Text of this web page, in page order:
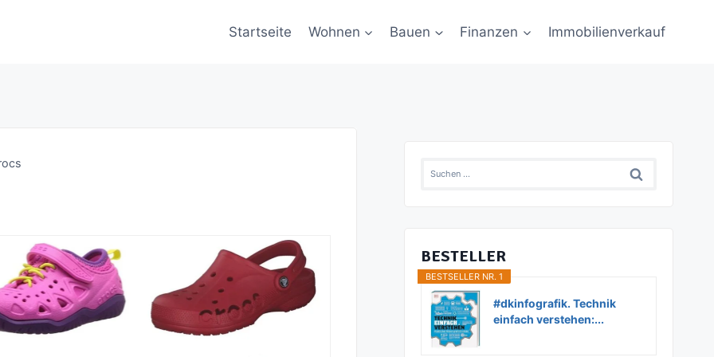
Startseite Wohnen Bauen Finanzen Immobilienverkauf
Suchen
BESTELLER
BESTSELLER NR. 1
#dkinfografik. Technik
einfach verstehen:...